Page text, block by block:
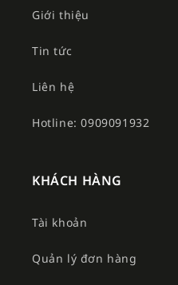
Giới thiệu
Tin tức
Liên hệ
Hotline: 0909091932
KHÁCH HÀNG
Tài khoản
Quản lý đơn hàng